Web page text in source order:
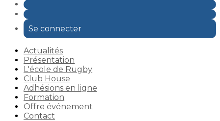
Se connecter
Actualités
Présentation
L'école de Rugby
Club House
Adhésions en ligne
Formation
Offre événement
Contact